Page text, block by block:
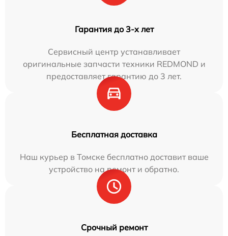
Гарантия до 3-х лет
Сервисный центр устанавливает
оригинальные запчасти техники REDMOND и
предоставляет гарантию до 3 лет.
Бесплатная доставка
Наш курьер в Томске бесплатно доставит ваше
устройство на ремонт и обратно.
Срочный ремонт